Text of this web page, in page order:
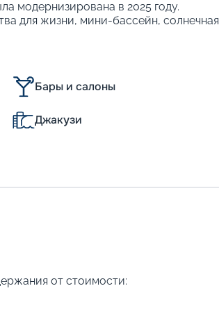
модернизирована в 2025 году.
для жизни, мини-бассейн, солнечная
могут с комфортном
найдёт место по душе.
размещается до 32 гостей.
Бары и салоны
Джакузи
от стоимости: